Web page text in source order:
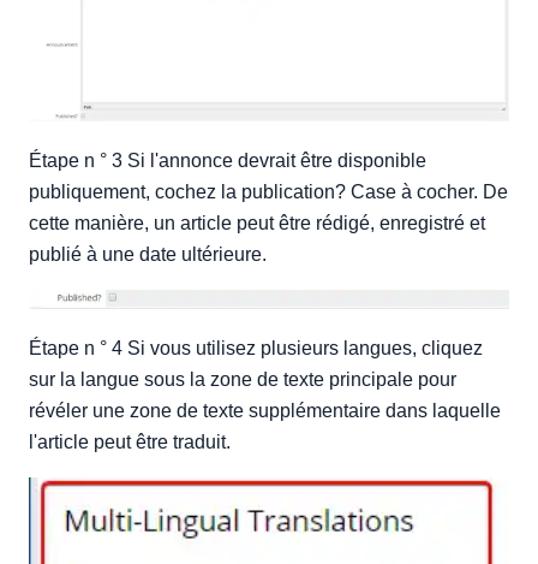
Étape n ° 3 Si l'annonce devrait être disponible
publiquement, cochez la publication? Case à cocher. De
cette manière, un article peut être rédigé, enregistré et
publié à une date ultérieure.
Étape n ° 4 Si vous utilisez plusieurs langues, cliquez
sur la langue sous la zone de texte principale pour
révéler une zone de texte supplémentaire dans laquelle
l'article peut être traduit.